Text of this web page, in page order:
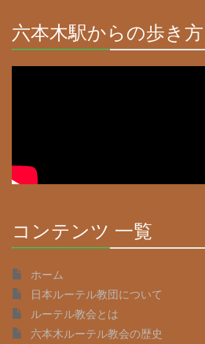
六本木駅からの歩き方
コンテンツ 一覧
ホーム
日本ルーテル教団について
ルーテル教会とは
六本木ルーテル教会の歴史